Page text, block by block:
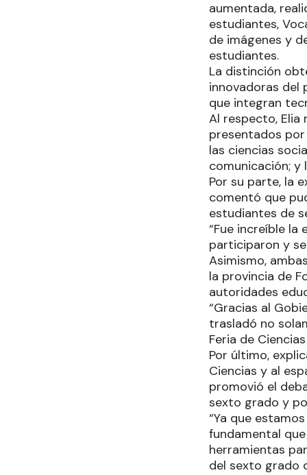
aumentada,
estudiantes,
de imágenes y
estudiantes.
La distinción
innovadoras del
que integran
Al respecto,
presentados
las ciencias
comunicación; y
Por su parte, la
comentó que
estudiantes de
“Fue increíble
participaron y
Asimismo,
la provincia de
autoridades
“Gracias al
trasladó no
Feria de
Por último,
Ciencias y al
promovió el
sexto grado y
“Ya que
fundamental
herramientas
del sexto grado